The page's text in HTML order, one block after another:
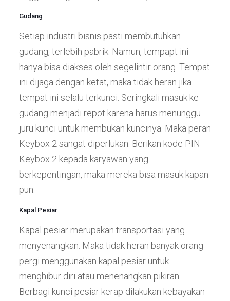
Gudang
Setiap industri bisnis pasti membutuhkan
gudang, terlebih pabrik. Namun, tempapt ini
hanya bisa diakses oleh segelintir orang. Tempat
ini dijaga dengan ketat, maka tidak heran jika
tempat ini selalu terkunci. Seringkali masuk ke
gudang menjadi repot karena harus menunggu
juru kunci untuk membukan kuncinya. Maka peran
Keybox 2 sangat diperlukan. Berikan kode PIN
Keybox 2 kepada karyawan yang
berkepentingan, maka mereka bisa masuk kapan
pun.
Kapal Pesiar
Kapal pesiar merupakan transportasi yang
menyenangkan. Maka tidak heran banyak orang
pergi menggunakan kapal pesiar untuk
menghibur diri atau menenangkan pikiran.
Berbagi kunci pesiar kerap dilakukan kebayakan